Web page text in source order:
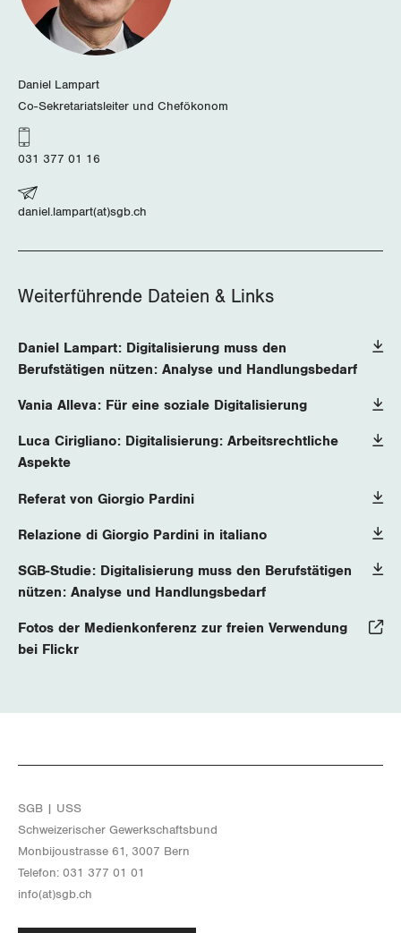
Thurgau
Waadt
Wallis
Daniel Lampart
Co-Sekretariatsleiter und Chefökonom
031 377 01 16
daniel.lampart(at)sgb.ch
Weiterführende Dateien & Links
Daniel Lampart: Digitalisierung muss den
Berufstätigen nützen: Analyse und Handlungsbedarf
Vania Alleva: Für eine soziale Digitalisierung
Luca Cirigliano: Digitalisierung: Arbeitsrechtliche
Aspekte
Referat von Giorgio Pardini
Relazione di Giorgio Pardini in italiano
SGB-Studie: Digitalisierung muss den Berufstätigen
nützen: Analyse und Handlungsbedarf
Fotos der Medienkonferenz zur freien Verwendung
bei Flickr
SGB | USS
Schwei­ze­ri­scher Ge­werk­schafts­bund
Mon­bi­joustras­se 61, 3007 Bern
Te­le­fon: 031 377 01 01
info(at)​sgb.​ch